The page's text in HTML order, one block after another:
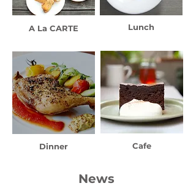
A La CARTE Lunch
Dinner Cafe
News